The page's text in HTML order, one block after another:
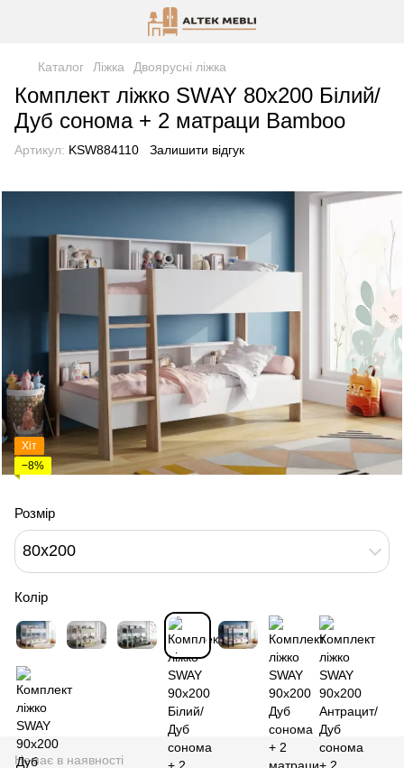
Каталог Ліжка Двоярусні ліжка
Комплект ліжко SWAY 80х200 Білий/
Дуб сонома + 2 матраци Bamboo
Артикул: KSW884110 Залишити відгук
Хіт
−8%
Розмір
80x200
Колір
Немає в наявності